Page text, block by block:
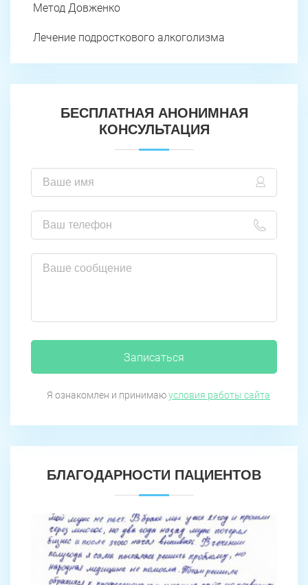
Метод Довженко
Лечение подросткового алкоголизма
БЕСПЛАТНАЯ АНОНИМНАЯ
КОНСУЛЬТАЦИЯ
Записаться
Я ознакомлен и принимаюусловия работы сайта
БЛАГОДАРНОСТИ ПАЦИЕНТОВ